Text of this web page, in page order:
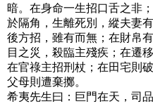
暗。在身命一生招口舌之非
於隔角，生離死別，縱夫妻
後方招，雖有而無；在財帛
目之災，殺臨主殘疾；在遷
在官祿主招刑杖；在田宅則
父母則遭棄擲。
希夷先生曰：巨門在天，司